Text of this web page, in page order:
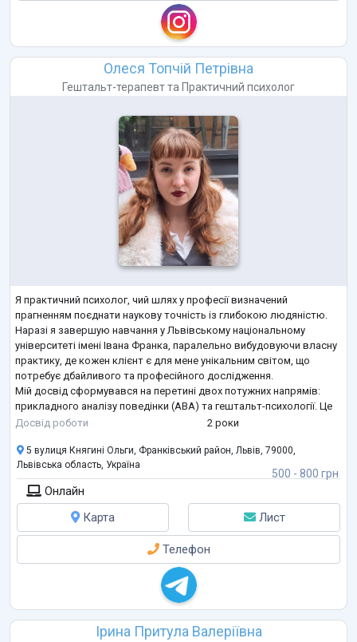
Олеся Топчій Петрівна
Гештальт-терапевтта Практичний психолог
Я практичний психолог, чий шлях у професії визначений
прагненням поєднати наукову точність із глибокою людяністю.
Наразі я завершую навчання у Львівському національному
університеті імені Івана Франка, паралельно вибудовуючи власну
практику, де кожен клієнт є для мене унікальним світом, що
потребує дбайливого та професійного дослідження.
Мій досвід сформувався на перетині двох потужних напрямів:
прикладного аналізу поведінки (АВА) та гештальт-психології. Це
дозволяє мені бути водночас структурною та чутливою.
Досвід роботи 2 роки
500 - 800 грн
5 вулиця Княгині Ольги, Франківський район, Львів, 79000,
Львівська область, Україна
Онлайн
Карта
Лист
Телефон
Ірина Притула Валеріївна